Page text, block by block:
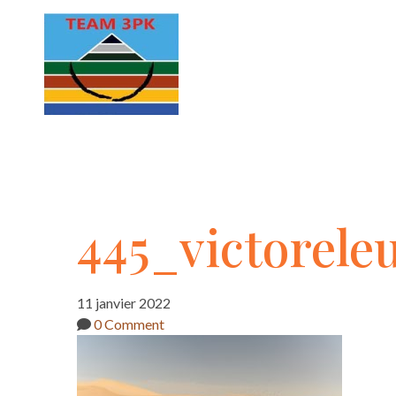
11 janvier 2022
0 Comment